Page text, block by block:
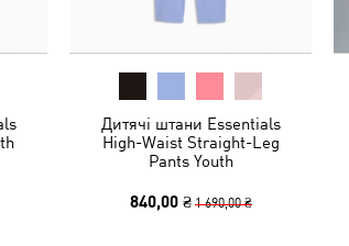
Дитячі штани Essentials
High-Waist Straight-Leg
Pants Youth
840,00 ₴ 1 690,00 ₴